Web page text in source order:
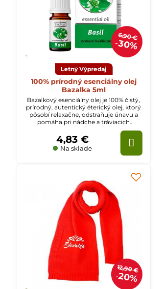
6,90 €
30%
Letný Výpredaj
100% prírodný esenciálny olej
Bazalka 5ml
Bazalkový esenciálny olej je 100% čistý,
prírodný, autentický éterický olej, ktorý
pôsobí relaxačne, odstraňuje únavu a
pomáha pri nádche a tráviacich
Na sklade
4,83 €
12,90 €
20%